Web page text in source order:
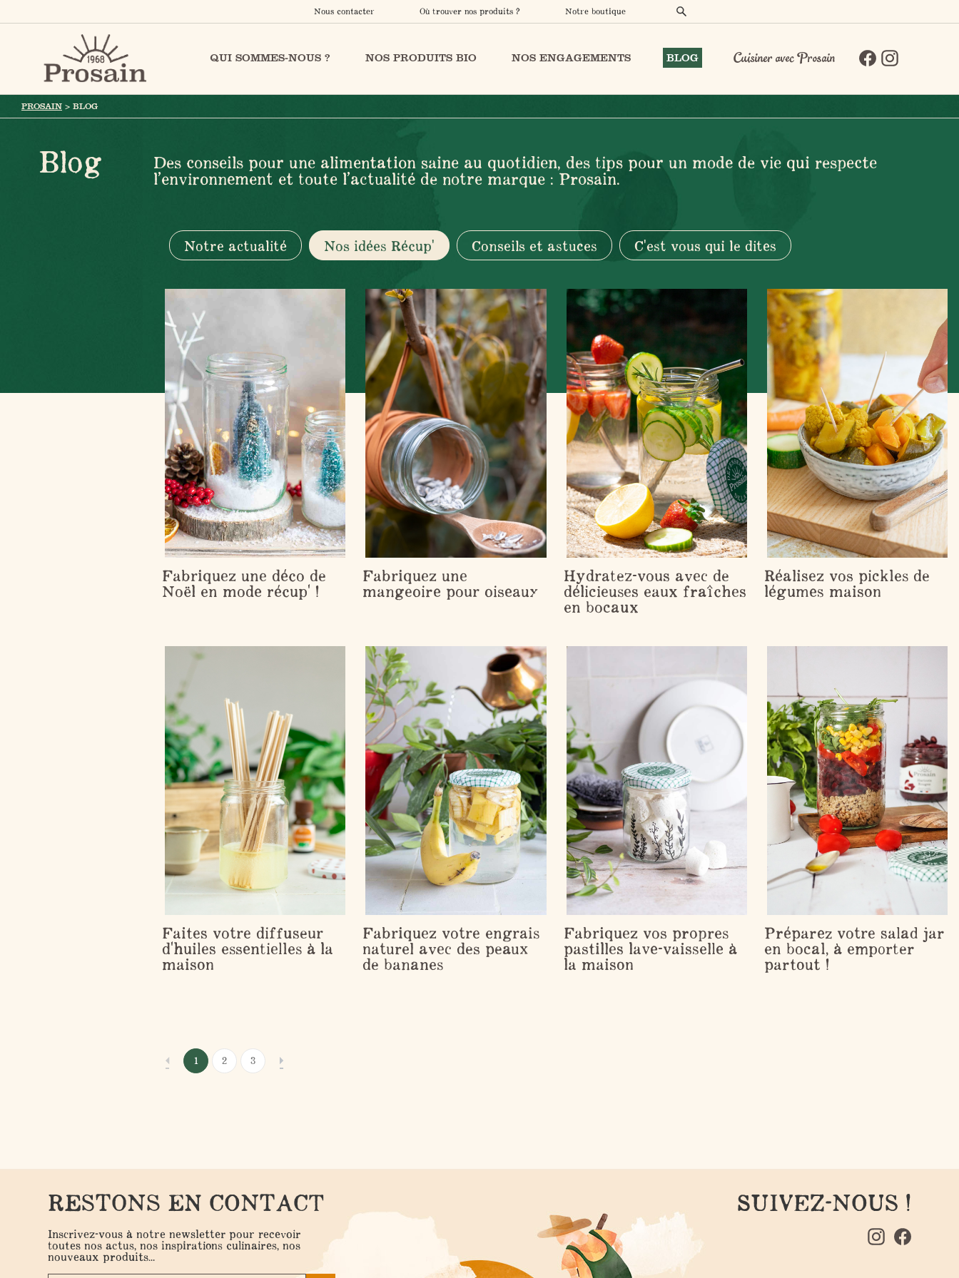
Nous contacter Où trouver nos produits ? Notre boutique
QUI SOMMES-NOUS ? NOS PRODUITS BIO NOS ENGAGEMENTS BLOG Cuisiner avec Prosain
PROSAIN > BLOG
Blog Des conseils pour une alimentation saine au quotidien, des tips pour un mode de vie qui respecte
l’environnement et toute l’actualité de notre marque : Prosain.
Fabriquez une déco de
Noël en mode récup' !
Fabriquez une
mangeoire pour oiseaux
Hydratez-vous avec de
délicieuses eaux fraîches
en bocaux
Réalisez vos pickles de
légumes maison
Faites votre diffuseur
d'huiles essentielles à la
maison
Fabriquez votre engrais
naturel avec des peaux
de bananes
Fabriquez vos propres
pastilles lave-vaisselle à
la maison
Préparez votre salad jar
en bocal, à emporter
partout !
Notre actualité Nos idées Récup' Conseils et astuces C'est vous qui le dites
1 2 3
RESTONS EN CONTACT
Inscrivez-vous à notre newsletter pour recevoir
toutes nos actus, nos inspirations culinaires, nos
nouveaux produits...
SUIVEZ-NOUS !